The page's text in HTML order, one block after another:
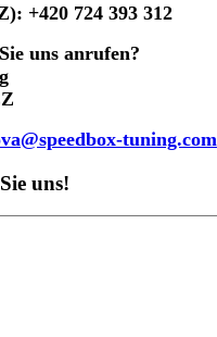
+420 724 393 312
uns anrufen?
tuning.com
uns!